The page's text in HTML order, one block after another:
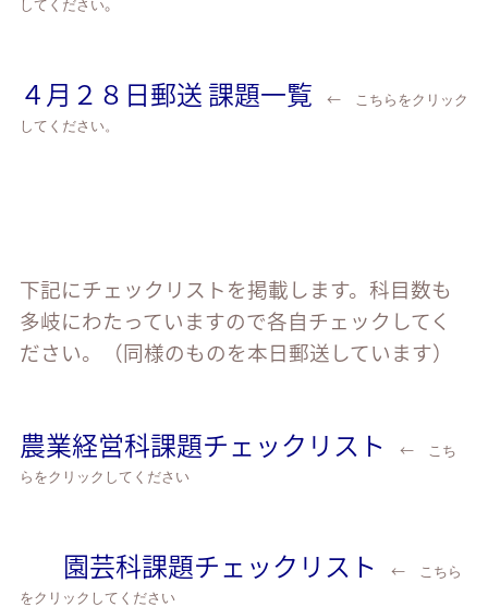
してください
４月２８日郵送 課題一覧 ←
こちらをクリック
してください。
下記にチェックリストを掲載します。科目数も
多岐にわたっていますので各自チェックしてく
ださい。（同様のものを本日郵送しています）
農業経営科課題チェックリスト ←
こち
らをクリックしてください
園芸科課題チェックリスト ←
こちら
をクリックしてください